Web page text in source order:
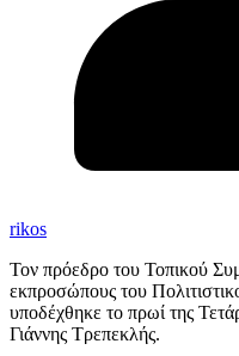
rikos
Τον πρόεδρο του Τοπικού
εκπροσώπους του
υποδέχθηκε το πρωί της
Γιάννης Τρεπεκλής.